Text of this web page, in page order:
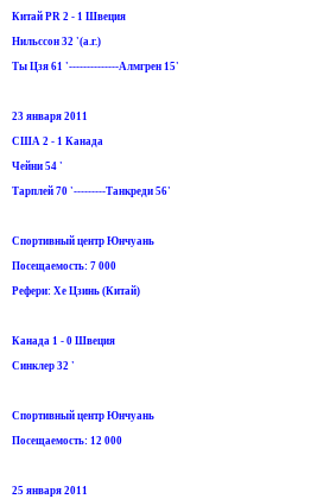
Китай PR 2 - 1 Швеция
Нильссон 32 '(а.г.)
Ты Цзя 61 '--------------Алмгрен 15'
23 января 2011
США 2 - 1 Канада
Чейни 54 '
Тарплей 70 '---------Танкреди 56'
Спортивный центр Юнчуань
Посещаемость: 7 000
Рефери: Хе Цзинь (Китай)
Канада 1 - 0 Швеция
Синклер 32 '
Спортивный центр Юнчуань
Посещаемость: 12 000
25 января 2011